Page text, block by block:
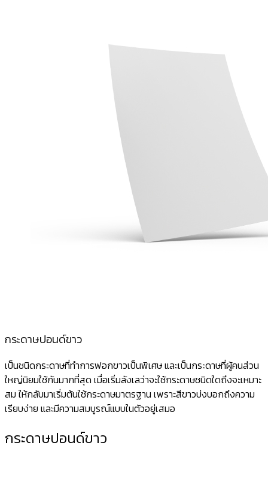
กระดาษปอนด์ขาว
เป็นชนิดกระดาษที่ทำการฟอกขาวเป็นพิเศษ และเป็นกระดาษที่ผู้คนส่วน
ใหญ่นิยมใช้กันมากที่สุด เมื่อเริ่มลังเลว่าจะใช้กระดาษชนิดใดถึงจะเหมาะ
สม ให้กลับมาเริ่มต้นใช้กระดาษมาตรฐาน เพราะสีขาวบ่งบอกถึงความ
เรียบง่าย และมีความสมบูรณ์แบบในตัวอยู่เสมอ
กระดาษปอนด์ขาว